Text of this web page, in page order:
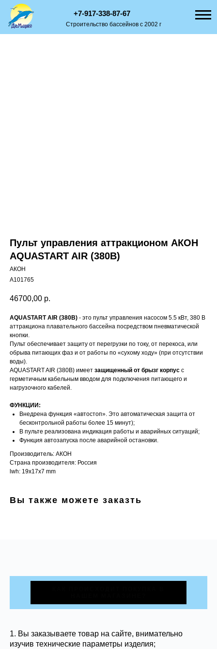
Строительство бассейнов с 2002 г
+7-917-338-87-67
Пульт управления аттракционом АКОН
AQUASTART AIR (380В)
АКОН
А101765
46700,00 р.
AQUASTART AIR (380В) - это пульт управления насосом 5.5 кВт, 380 В
аттракциона плавательного бассейна посредством пневматической
кнопки.
Пульт обеспечивает защиту от перегрузки по току, от перекоса, или
обрыва питающих фаз и от работы по «сухому ходу» (при отсутствии
воды).
AQUASTART AIR (380В) имеет защищенный от брызг корпус с
герметичным кабельным вводом для подключения питающего и
нагрузочного кабелей.
ФУНКЦИИ:
Внедрена функция «автостоп». Это автоматическая защита от
бесконтрольной работы более 15 минут);
В пульте реализована индикация работы и аварийных ситуаций;
Функция автозапуска после аварийной остановки.
Производитель: АКОН
Страна производителя: Россия
lwh: 19x17x7 mm
Вы также можете заказть
1. Вы заказываете товар на сайте, внимательно
изучив технические параметры изделия;